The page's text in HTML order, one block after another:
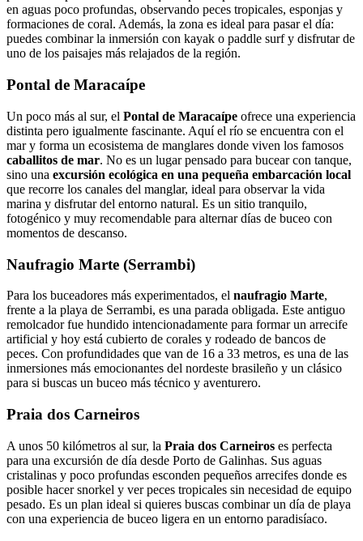
en aguas poco profundas, observando peces tropicales, esponjas y
formaciones de coral. Además, la zona es ideal para pasar el día:
puedes combinar la inmersión con kayak o paddle surf y disfrutar de
uno de los paisajes más relajados de la región.
Pontal de Maracaípe
Un poco más al sur, el Pontal de Maracaípe ofrece una experiencia
distinta pero igualmente fascinante. Aquí el río se encuentra con el
mar y forma un ecosistema de manglares donde viven los famosos
caballitos de mar. No es un lugar pensado para bucear con tanque,
sino una excursión ecológica en una pequeña embarcación local
que recorre los canales del manglar, ideal para observar la vida
marina y disfrutar del entorno natural. Es un sitio tranquilo,
fotogénico y muy recomendable para alternar días de buceo con
momentos de descanso.
Naufragio Marte (Serrambi)
Para los buceadores más experimentados, el naufragio Marte,
frente a la playa de Serrambi, es una parada obligada. Este antiguo
remolcador fue hundido intencionadamente para formar un arrecife
artificial y hoy está cubierto de corales y rodeado de bancos de
peces. Con profundidades que van de 16 a 33 metros, es una de las
inmersiones más emocionantes del nordeste brasileño y un clásico
para si buscas un buceo más técnico y aventurero.
Praia dos Carneiros
A unos 50 kilómetros al sur, la Praia dos Carneiros es perfecta
para una excursión de día desde Porto de Galinhas. Sus aguas
cristalinas y poco profundas esconden pequeños arrecifes donde es
posible hacer snorkel y ver peces tropicales sin necesidad de equipo
pesado. Es un plan ideal si quieres buscas combinar un día de playa
con una experiencia de buceo ligera en un entorno paradisíaco.